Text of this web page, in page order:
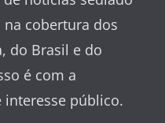
na cobertura dos
do Brasil e do
é com a
interesse público.